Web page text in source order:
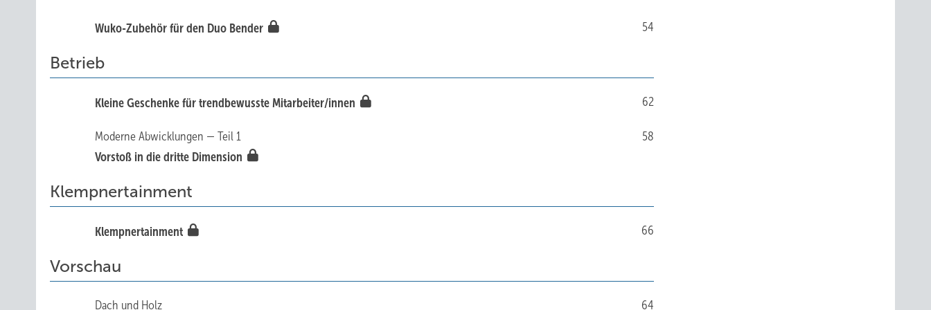
54
Wuko-Zubehör für den Duo Bender
Betrieb
62
Kleine Geschenke für trendbewusste Mitarbeiter/innen
58
Moderne Abwicklungen — Teil 1
Vorstoß in die dritte Dimension
Klempnertainment
66
Klempnertainment
Vorschau
64
Dach und Holz